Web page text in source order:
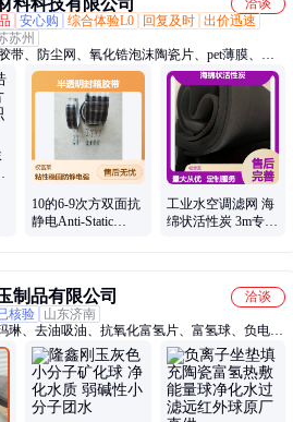
洽谈
安心购 综合体验L0 回复及时 出价迅速
苏州
带、防尘网、氧化锆泡沫陶瓷片、pet薄膜、除
胶、高温胶带、碳筒、过滤器、包装材料、自粘
电胶带、板式过滤器、V型活性炭过滤器、充电
网
10的6-9次方双面抗
静电Anti-Static
工业水空调滤网 海
绵状活性炭 3m专业
制品有限公司
洽谈
核验
山东济南
琳、去油吸油、抗氧化富氢片、富氢球、负电位
球